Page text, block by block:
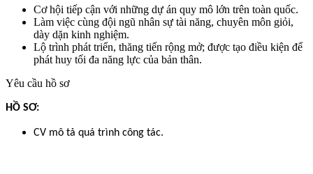
Cơ hội tiếp cận với những dự án quy mô lớn trên toàn quốc.
Làm việc cùng đội ngũ nhân sự tài năng, chuyên môn giỏi,
dày dặn kinh nghiệm.
Lộ trình phát triển, thăng tiến rộng mở; được tạo điều kiện để
phát huy tối đa năng lực của bản thân.
Yêu cầu hồ sơ
HỒ SƠ:
CV mô tả quá trình công tác.